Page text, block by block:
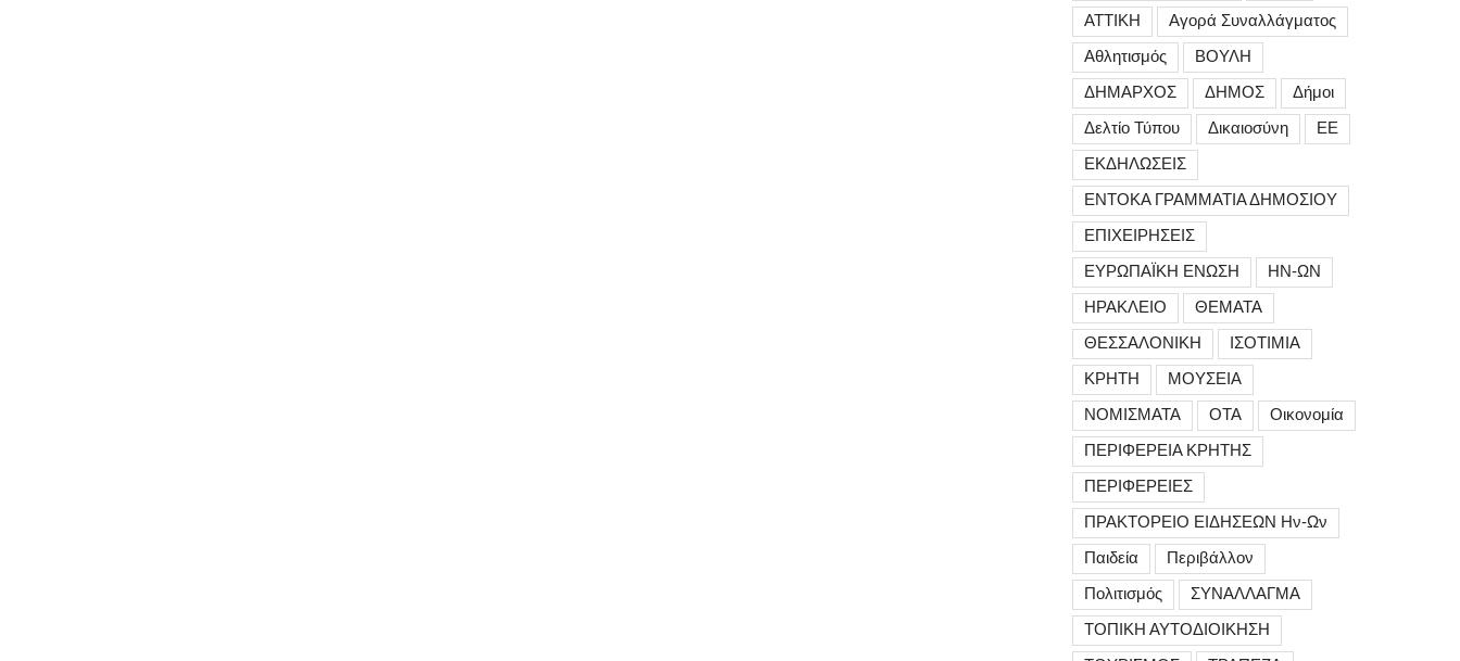
ΑΤΤΙΚΗ
Αγορά Συναλλάγματος
Αθλητισμός
ΒΟΥΛΗ
ΔΗΜΑΡΧΟΣ
ΔΗΜΟΣ
Δήμοι
Δελτίο Τύπου
Δικαιοσύνη
ΕΕ
ΕΚΔΗΛΩΣΕΙΣ
ΕΝΤΟΚΑ ΓΡΑΜΜΑΤΙΑ ΔΗΜΟΣΙΟΥ
ΕΠΙΧΕΙΡΗΣΕΙΣ
ΕΥΡΩΠΑΪΚΗ ΕΝΩΣΗ
ΗΝ-ΩΝ
ΗΡΑΚΛΕΙΟ
ΘΕΜΑΤΑ
ΘΕΣΣΑΛΟΝΙΚΗ
ΙΣΟΤΙΜΙΑ
ΚΡΗΤΗ
ΜΟΥΣΕΙΑ
ΝΟΜΙΣΜΑΤΑ
ΟΤΑ
Οικονομία
ΠΕΡΙΦΕΡΕΙΑ ΚΡΗΤΗΣ
ΠΕΡΙΦΕΡΕΙΕΣ
ΠΡΑΚΤΟΡΕΙΟ ΕΙΔΗΣΕΩΝ Ην-Ων
Παιδεία
Περιβάλλον
Πολιτισμός
ΣΥΝΑΛΛΑΓΜΑ
ΤΟΠΙΚΗ ΑΥΤΟΔΙΟΙΚΗΣΗ